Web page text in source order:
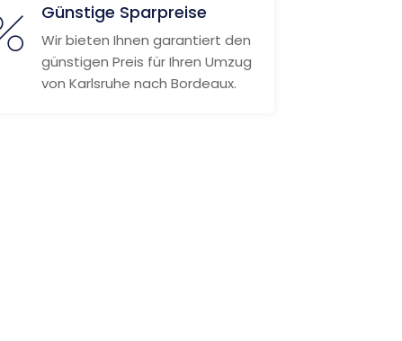
Günstige Sparpreise
Wir bieten Ihnen garantiert den
günstigen Preis für Ihren Umzug
von Karlsruhe nach Bordeaux.